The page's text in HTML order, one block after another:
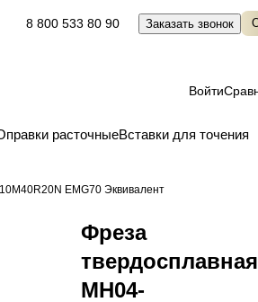
8 800 533 80 90 Заказать звонок
Войти
расточныеВставки для точения
EMG70 Эквивалент
Фреза
твердосплавная
MH04-